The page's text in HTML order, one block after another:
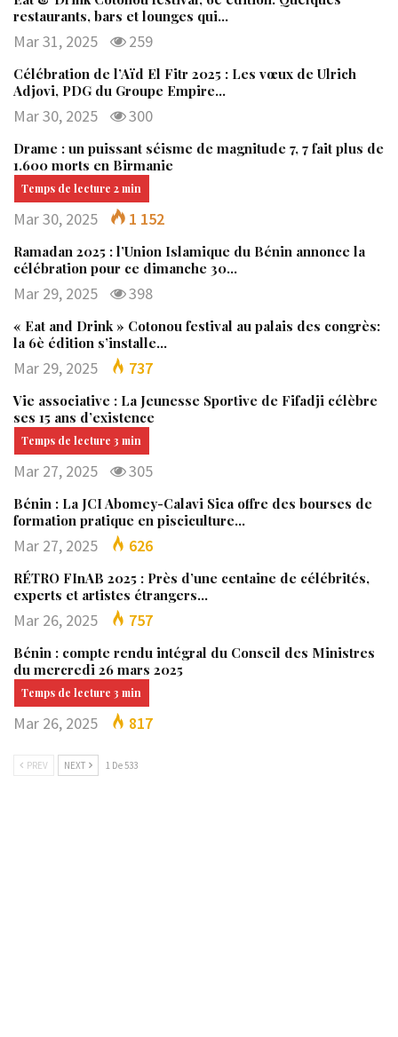
restaurants, bars et lounges qui…
Mar 31, 2025 259
Célébration de l’Aïd El Fitr 2025 : Les vœux de Ulrich
Adjovi, PDG du Groupe Empire…
Mar 30, 2025 300
Drame : un puissant séisme de magnitude 7, 7 fait plus de
1.600 morts en Birmanie
Mar 30, 2025 1 152
Ramadan 2025 : l’Union Islamique du Bénin annonce la
célébration pour ce dimanche 30…
Mar 29, 2025 398
« Eat and Drink » Cotonou festival au palais des congrès:
la 6è édition s’installe…
Mar 29, 2025 737
Vie associative : La Jeunesse Sportive de Fifadji célèbre
ses 15 ans d’existence
Mar 27, 2025 305
Bénin : La JCI Abomey-Calavi Sica offre des bourses de
formation pratique en pisciculture…
Mar 27, 2025 626
RÉTRO FInAB 2025 : Près d’une centaine de célébrités,
experts et artistes étrangers…
Mar 26, 2025 757
Bénin : compte rendu intégral du Conseil des Ministres
du mercredi 26 mars 2025
Mar 26, 2025 817
PREV NEXT 1 De 533